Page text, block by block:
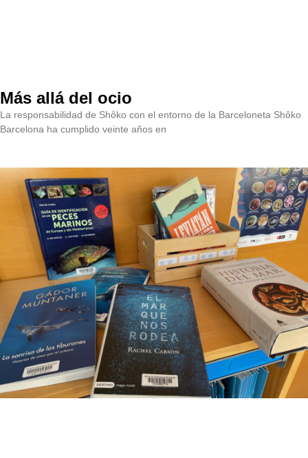
Más allá del ocio
La responsabilidad de Shôko con el entorno de la Barceloneta Shôko
Barcelona ha cumplido veinte años en